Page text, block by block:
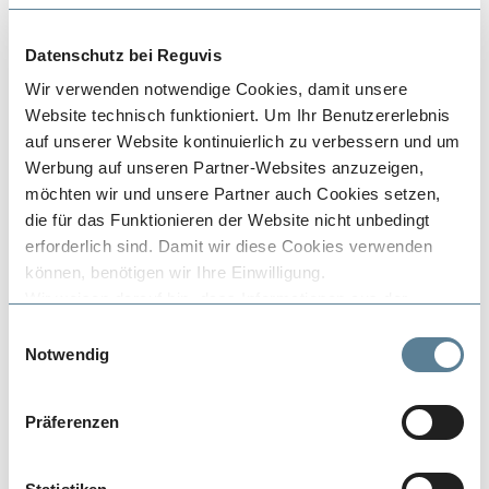
Datenschutz bei Reguvis
Wir verwenden notwendige Cookies, damit unsere
Website technisch funktioniert. Um Ihr Benutzererlebnis
auf unserer Website kontinuierlich zu verbessern und um
Werbung auf unseren Partner-Websites anzuzeigen,
möchten wir und unsere Partner auch Cookies setzen,
die für das Funktionieren der Website nicht unbedingt
erforderlich sind. Damit wir diese Cookies verwenden
können, benötigen wir Ihre Einwilligung.
Die betrifft u.a. unseren Partner Google und dessen
Dienste. Der Schutz von personenbezogenen Daten in
den USA entspricht nicht den Anforderungen in der EU,
insbesondere fehlen durchsetzbare Rechte, die den
Stellen absichern. Es besteht also das Risiko, dass diese
Notwendig
Präferenzen
Bautabellen-digital - Bautabellen für
Architekten
Online-Ausgabe
58,80 €inkl. MwSt.